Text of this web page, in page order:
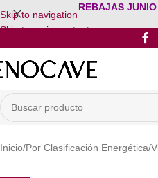
Skip to navigation
Skip to main content
REBAJAS JUNIO
Inicio/Por Clasificación Energética/